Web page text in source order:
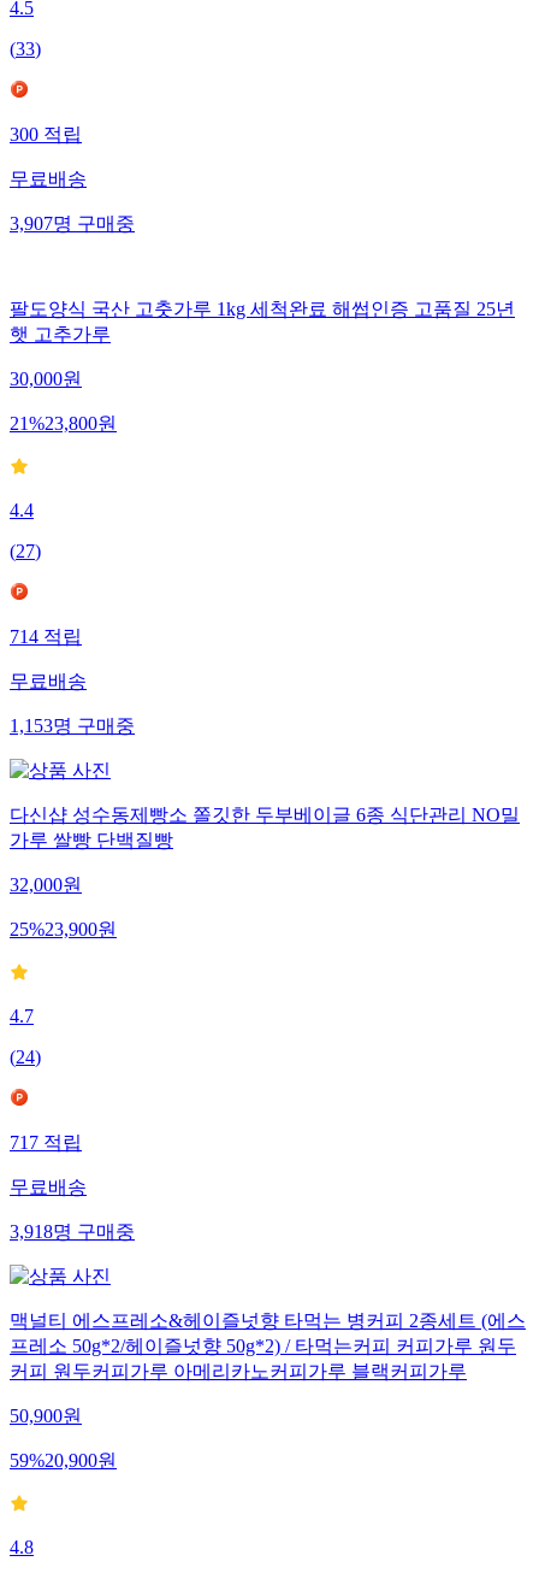
4.5
(33)
300 적립
무료배송
3,907명 구매중
팔도양식 국산 고춧가루 1kg 세척완료 해썹인증 고품질 25년
햇 고추가루
30,000원
21%23,800원
4.4
(27)
714적립
무료배송
1,153명구매중
다신샵 성수동제빵소 쫄깃한 두부베이글 6종 식단관리 NO밀
가루 쌀빵 단백질빵
32,000원
25%23,900원
4.7
(24)
717적립
무료배송
3,918명구매중
맥널티 에스프레소&헤이즐넛향 타먹는 병커피 2종세트 (에스
프레소 50g*2/헤이즐넛향 50g*2) / 타먹는커피 커피가루 원두
커피 원두커피가루 아메리카노커피가루 블랙커피가루
50,900원
59%20,900원
4.8